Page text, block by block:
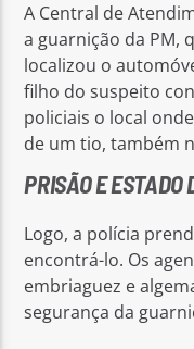
A Central de
a guarnição da PM,
localizou o
filho do suspeito
policiais o local
de um tio, também
PRISÃO E ESTADO
Logo, a polícia
encontrá-lo. Os
embriaguez e
segurança da